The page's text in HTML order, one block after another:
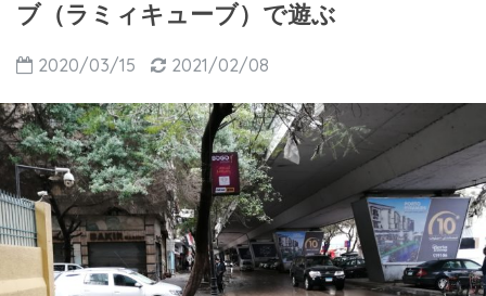
ブ（ラミィキューブ）で遊ぶ
2020/03/15 2021/02/08